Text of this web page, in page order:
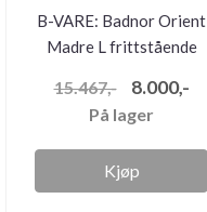
B-VARE: Badnor Orient
Madre L frittstående
15.467,- 8.000,-
På lager
Kjøp